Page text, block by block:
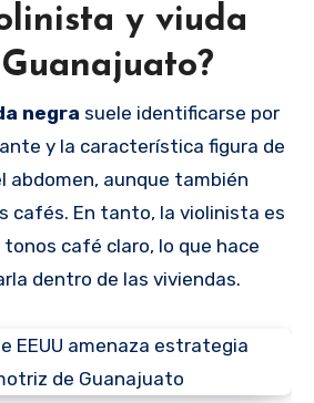
y viuda
negra suele identificarse por
y la característica figura de
abdomen, aunque también
cafés. En tanto, la violinista es
café claro, lo que hace
dentro de las viviendas.